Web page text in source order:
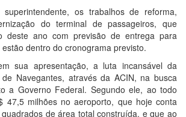
os trabalhos de reforma,
do terminal de passageiros, que
deste ano com previsão de entrega para
dentro do cronograma previsto.
sua apresentação, a luta incansável da
Navegantes, através da ACIN, na busca
a Governo Federal. Segundo ele, ao todo
47,5 milhões no aeroporto, que hoje conta
de área total construída, e que ao